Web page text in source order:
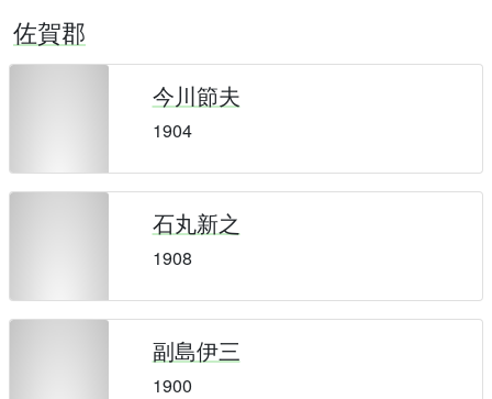
佐賀郡
今川節夫
1904
石丸新之
1908
副島伊三
1900